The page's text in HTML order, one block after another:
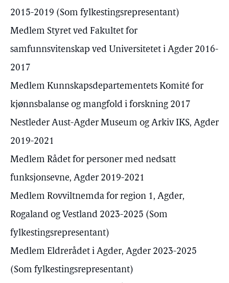
2015-2019 (Som fylkestingsrepresentant)
Medlem Styret ved Fakultet for
samfunnsvitenskap ved Universitetet i Agder 2016-
2017
Medlem Kunnskapsdepartementets Komité for
kjønnsbalanse og mangfold i forskning 2017
Nestleder Aust-Agder Museum og Arkiv IKS, Agder
2019-2021
Medlem Rådet for personer med nedsatt
funksjonsevne, Agder 2019-2021
Medlem Rovviltnemda for region 1, Agder,
Rogaland og Vestland 2023-2025 (Som
fylkestingsrepresentant)
Medlem Eldrerådet i Agder, Agder 2023-2025
(Som fylkestingsrepresentant)